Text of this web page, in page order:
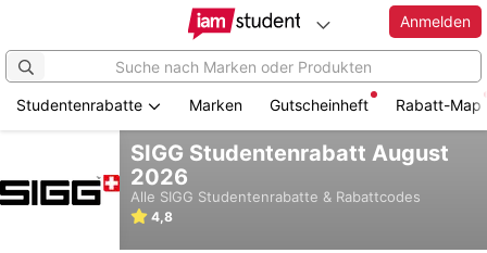
springen
Anmelden
Studentenrabatte Marken Gutscheinheft Rabatt-Map
SIGG Studentenrabatt August
2026
Alle SIGG Studentenrabatte & Rabattcodes
4,8